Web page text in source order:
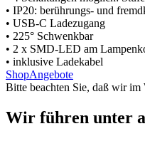
• IP20: berührungs- und
• USB-C Ladezugang
• 225° Schwenkbar
• 2 x SMD-LED am
• inklusive Ladekabel
ShopAngebote
Bitte beachten Sie, daß wir im
Wir führen unter